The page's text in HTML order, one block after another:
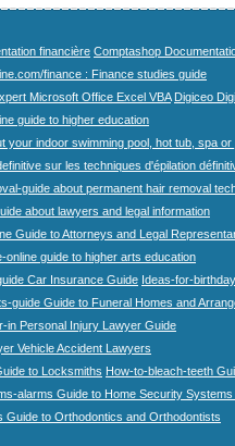
financière Comptashop
finance : Finance studies guide
Microsoft Office Excel VBA Digiceo
guide to higher education
your indoor swimming pool, hot tub, spa
sur les techniques d'épilation
guide about permanent hair removal
about lawyers and legal information
Guide to Attorneys and Legal
online guide to higher arts education
Car Insurance Guide Ideas-for-
guide Guide to Funeral Homes and
in Personal Injury Lawyer Guide
Vehicle Accident Lawyers
to Locksmiths How-to-bleach-teeth
alarms Guide to Home Security Systems
Guide to Orthodontics and Orthodontists